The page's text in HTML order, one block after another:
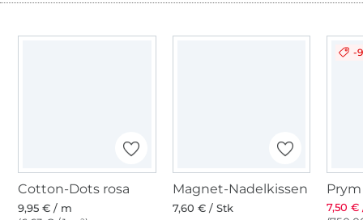
Cotton-Dots rosa
9,95 € / m
Magnet-Nadelkissen
7,60 € / Stk
-
7,50 €